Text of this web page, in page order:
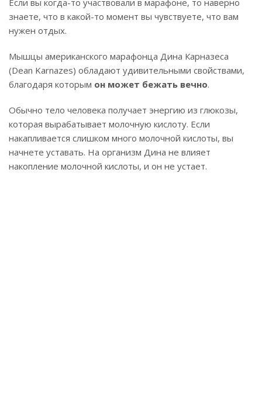
знаете, что в какой-то момент вы чувствуете, что вам
нужен отдых.
Мышцы американского марафонца Дина Карназеса
(Dean Karnazes) обладают удивительными свойствами,
благодаря которым он может бежать вечно.
Обычно тело человека получает энергию из глюкозы,
которая вырабатывает молочную кислоту. Если
накапливается слишком много молочной кислоты, вы
начнете уставать. На организм Дина не влияет
накопление молочной кислоты, и он не устает.